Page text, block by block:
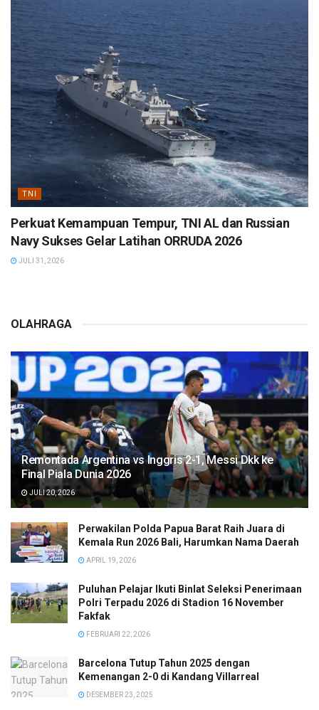
TNI
Perkuat Kemampuan Tempur, TNI AL dan Russian
Navy Sukses Gelar Latihan ORRUDA 2026
JULI 31, 2026
OLAHRAGA
Remontada Argentina vs Inggris 2-1, Messi Dkk ke
Final Piala Dunia 2026
JULI 20, 2026
Perwakilan Polda Papua Barat Raih Juara di
Kemala Run 2026 Bali, Harumkan Nama Daerah
APRIL 19, 2026
Puluhan Pelajar Ikuti Binlat Seleksi Penerimaan
Polri Terpadu 2026 di Stadion 16 November
Fakfak
FEBRUARI 22, 2026
Barcelona Tutup Tahun 2025 dengan
Kemenangan 2-0 di Kandang Villarreal
DESEMBER 23, 2025